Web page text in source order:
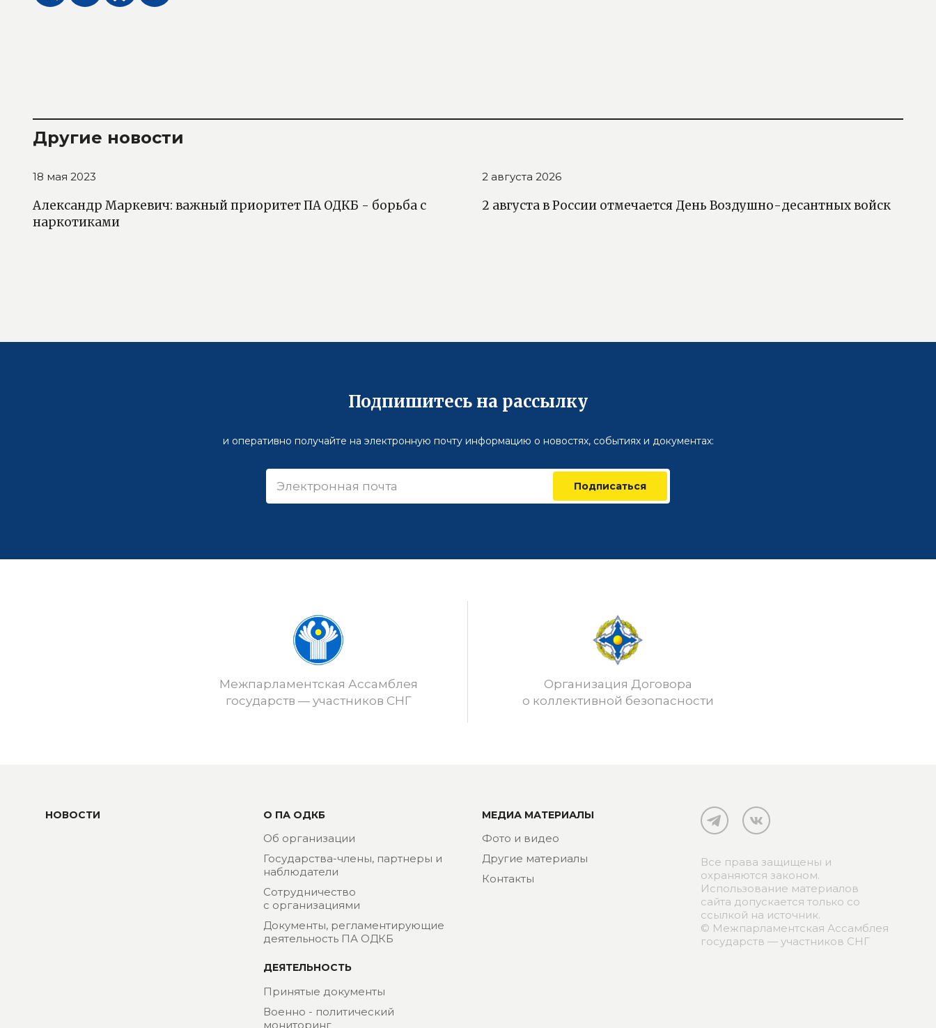
Другие новости
18 мая 2023
Александр Маркевич: важный приоритет ПА ОДКБ - борьба с
наркотиками
2 августа 2026
2 августа в России отмечается День Воздушно-десантных войск
Подпишитесь на рассылку
и оперативно получайте на электронную почту информацию о новостях, событиях и документах:
Подписаться
Межпарламентская Ассамблея
государств — участников СНГ
Организация Договора
о коллективной безопасности
НОВОСТИ О ПА ОДКБ
Об организации
Государства-члены, партнеры и
наблюдатели
Сотрудничество
с организациями
Документы, регламентирующие
деятельность ПА ОДКБ
ДЕЯТЕЛЬНОСТЬ
Принятые документы
Военно - политический
мониторинг
МЕДИА МАТЕРИАЛЫ
Фото и видео
Другие материалы
Контакты
Все права защищены и
охраняются законом.
Использование материалов
сайта допускается только со
ссылкой на источник.
© Межпарламентская Ассамблея
государств — участников СНГ